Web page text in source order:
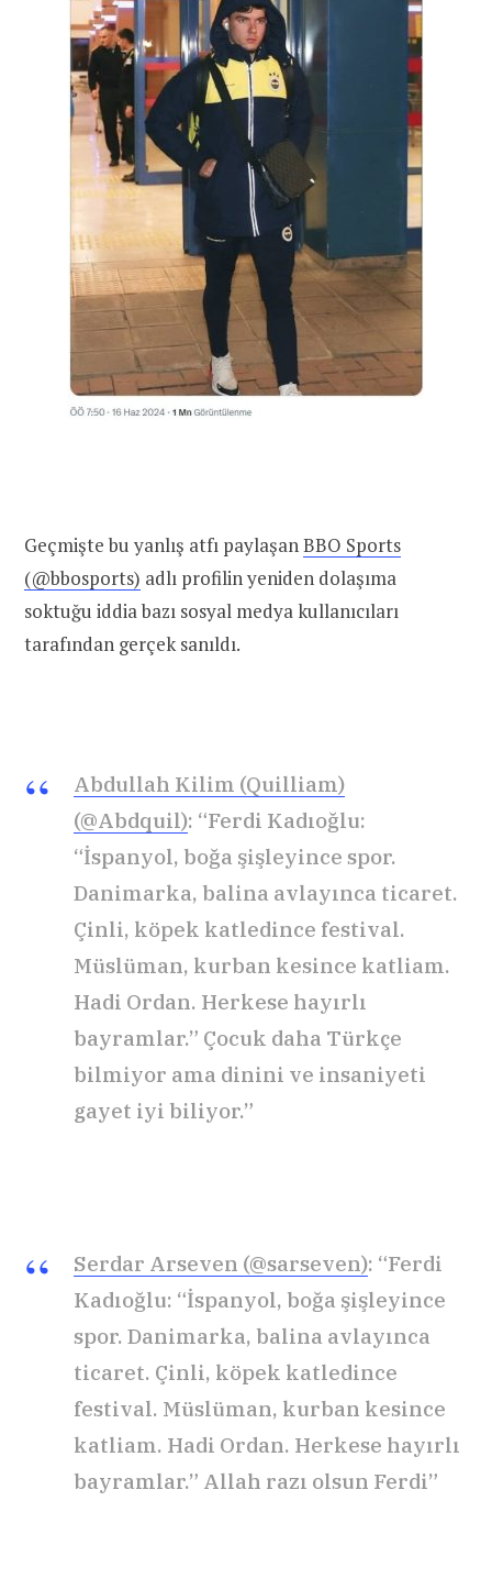
Geçmişte bu yanlış atfı paylaşanBBO Sports
(@bbosports) adlı profilin yeniden dolaşıma
soktuğu iddia bazı sosyal medya kullanıcıları
tarafından gerçek sanıldı.
Abdullah Kilim (Quilliam)
(@Abdquil): “Ferdi Kadıoğlu:
“İspanyol, boğa şişleyince spor.
Danimarka, balina avlayınca ticaret.
Çinli, köpek katledince festival.
Müslüman, kurban kesince katliam.
Hadi Ordan. Herkese hayırlı
bayramlar.” Çocuk daha Türkçe
bilmiyor ama dinini ve insaniyeti
gayet iyi biliyor.”
Serdar Arseven (@sarseven): “Ferdi
Kadıoğlu: “İspanyol, boğa şişleyince
spor. Danimarka, balina avlayınca
ticaret. Çinli, köpek katledince
festival. Müslüman, kurban kesince
katliam. Hadi Ordan. Herkese hayırlı
bayramlar.” Allah razı olsun Ferdi”